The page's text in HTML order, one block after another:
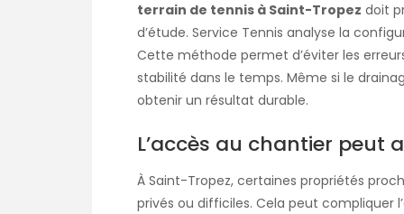
terrain de tennis à Saint-Tropez doit
d’étude. Service Tennis analyse la
Cette méthode permet d’éviter les
stabilité dans le temps. Même si le
obtenir un résultat durable.
L’accès au chantier peut
À Saint-Tropez, certaines propriétés
privés ou difficiles. Cela peut compliquer